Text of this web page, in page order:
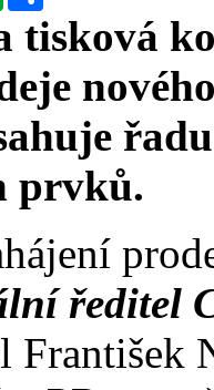
tisková
prvků.
ředitel
František